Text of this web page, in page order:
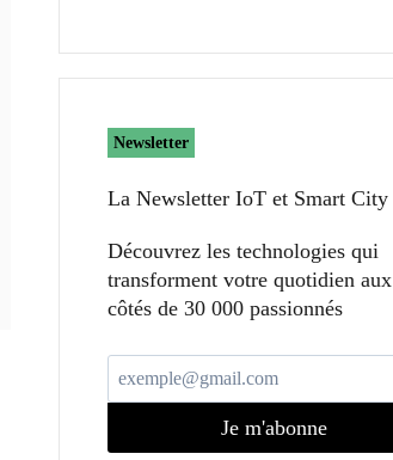
Newsletter
La Newsletter IoT et Smart City​
Découvrez les technologies qui
transforment votre quotidien aux
côtés de 30 000 passionnés
Je m'abonne